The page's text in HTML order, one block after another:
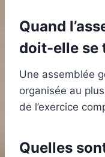
Quand
doit-elle se
Une assemblée
organisée au
de l’exercice
Quelles